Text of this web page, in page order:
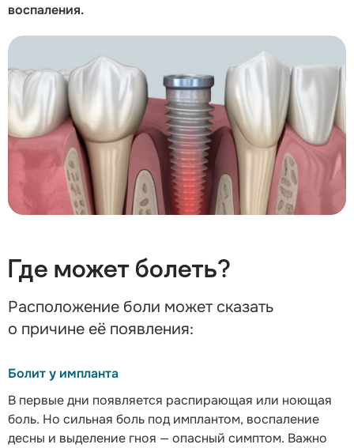
воспаления.
Где может болеть?
Расположение боли может сказать
о причине её появления:
Болит у импланта
В первые дни появляется распирающая или ноющая
боль. Но сильная боль под имплантом, воспаление
десны и выделение гноя — опасный симптом. Важно